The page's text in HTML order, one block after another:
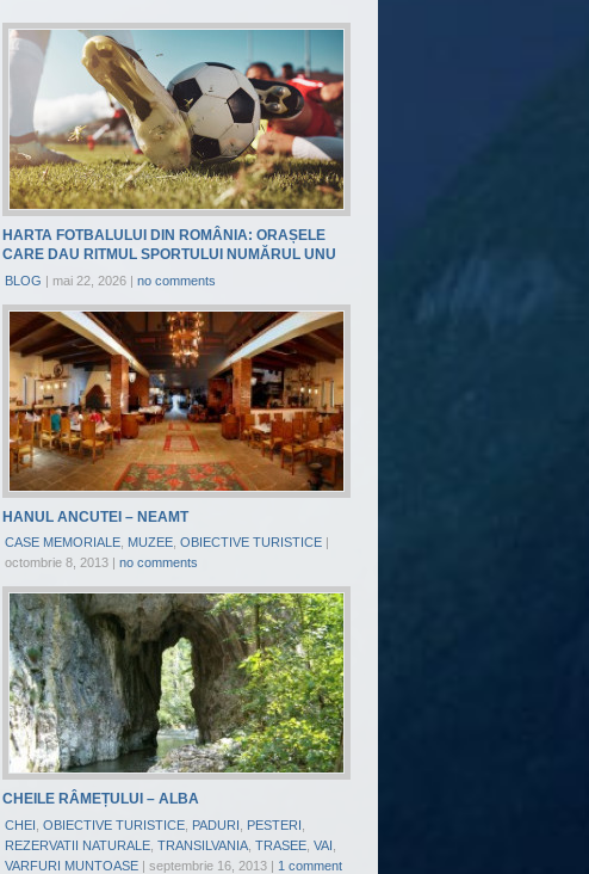
HARTA FOTBALULUI DIN ROMÂNIA: ORAȘELE
CARE DAU RITMUL SPORTULUI NUMĂRUL UNU
BLOG | mai 22, 2026 | no comments
HANUL ANCUTEI – NEAMT
CASE MEMORIALE MUZEE OBIECTIVE TURISTICE |
octombrie 8, 2013 | no comments
CHEILE RÂMEȚULUI – ALBA
CHEI OBIECTIVE TURISTICE PADURI PESTERI
REZERVATII NATURALE TRANSILVANIA TRASEE VAI
VARFURI MUNTOASE | septembrie 16, 2013 | 1 comment